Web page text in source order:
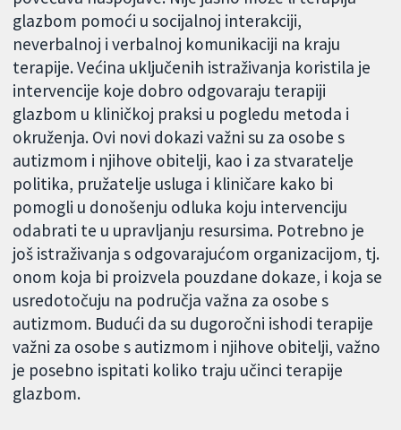
glazbom pomoći u socijalnoj interakciji,
neverbalnoj i verbalnoj komunikaciji na kraju
terapije. Većina uključenih istraživanja koristila je
intervencije koje dobro odgovaraju terapiji
glazbom u kliničkoj praksi u pogledu metoda i
okruženja. Ovi novi dokazi važni su za osobe s
autizmom i njihove obitelji, kao i za stvaratelje
politika, pružatelje usluga i kliničare kako bi
pomogli u donošenju odluka koju intervenciju
odabrati te u upravljanju resursima. Potrebno je
još istraživanja s odgovarajućom organizacijom, tj.
onom koja bi proizvela pouzdane dokaze, i koja se
usredotočuju na područja važna za osobe s
autizmom. Budući da su dugoročni ishodi terapije
važni za osobe s autizmom i njihove obitelji, važno
je posebno ispitati koliko traju učinci terapije
glazbom.